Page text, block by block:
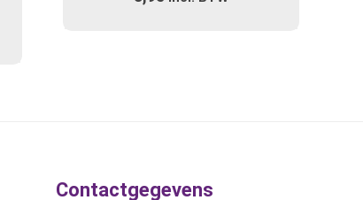
Contactgegevens